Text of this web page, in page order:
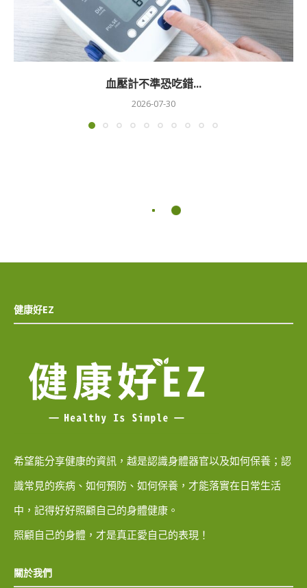
血壓計不準恐吃錯...
2026-07-30
健康好EZ
希望能分享健康的資訊，越是認識身體器官以及如何保養；認
識常見的疾病、如何預防、如何保養，才能落實在日常生活
中，記得好好照顧自己的身體健康。
照顧自己的身體，才是真正愛自己的表現！
關於我們